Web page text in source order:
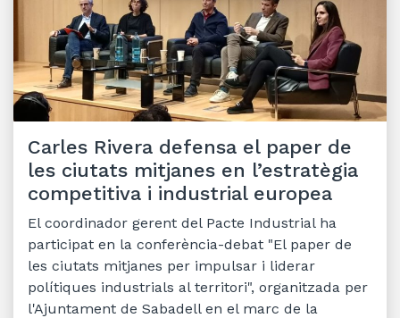
Carles Rivera defensa el paper de
les ciutats mitjanes en l’estratègia
competitiva i industrial europea
El coordinador gerent del Pacte Industrial ha
participat en la conferència-debat "El paper de
les ciutats mitjanes per impulsar i liderar
polítiques industrials al territori", organitzada per
l'Ajuntament de Sabadell en el marc de la